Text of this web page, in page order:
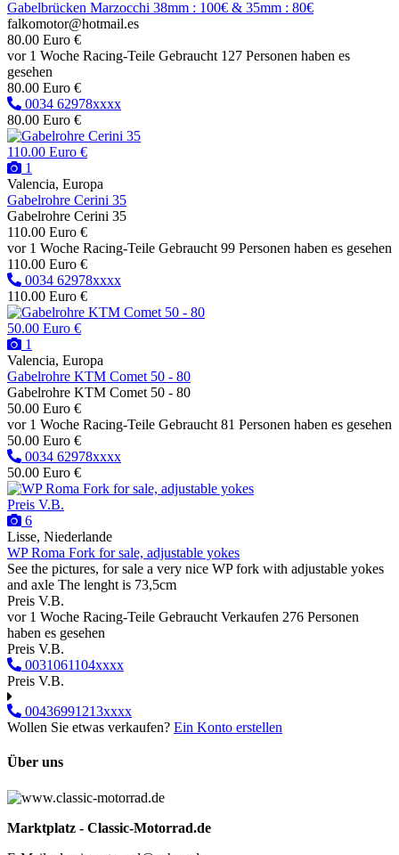
Gabelbrücken Marzocchi 38mm : 100€ & 35mm : 80€
falkomotor@hotmail.es
80.00 Euro €
vor 1 Woche Racing-Teile Gebraucht 127 Personen haben es
gesehen
80.00 Euro €
0034 62978xxxx
80.00 Euro €
110.00 Euro €
1
Valencia, Europa
Gabelrohre Cerini 35
Gabelrohre Cerini 35
110.00 Euro €
vor 1 Woche Racing-Teile Gebraucht 99 Personen haben es gesehen
110.00 Euro €
0034 62978xxxx
110.00 Euro €
50.00 Euro €
1
Valencia, Europa
Gabelrohre KTM Comet 50 - 80
Gabelrohre KTM Comet 50 - 80
50.00 Euro €
vor 1 Woche Racing-Teile Gebraucht 81 Personen haben es gesehen
50.00 Euro €
0034 62978xxxx
50.00 Euro €
Preis V.B.
6
Lisse, Niederlande
WP Roma Fork for sale, adjustable yokes
See the pictures, for sale a very nice WP fork with adjustable yokes
and axle The lenght is 73,5cm
Preis V.B.
vor 1 Woche Racing-Teile Gebraucht Verkaufen 276 Personen
haben es gesehen
Preis V.B.
0031061104xxxx
Preis V.B.
00436991213xxxx
Wollen Sie etwas verkaufen? Ein Konto erstellen
Über uns
Marktplatz - Classic-Motorrad.de